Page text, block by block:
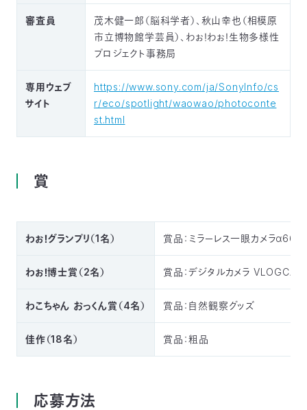
審査員
茂木健一郎（脳科学者）、秋山幸也（相模原
市立博物館学芸員）、わぉ！わぉ！生物多様性
プロジェクト事務局
専用ウェブ
サイト
https://www.sony.com/ja/SonyInfo/cs
r/eco/spotlight/waowao/photoconte
st.html
賞
わぉ！グランプリ（1名） 賞品：ミラーレス一眼カメラ
わぉ！博士賞（2名） 賞品：デジタルカメラ VLOGCAM
わこちゃん おっくん賞（4名） 賞品：自然観察グッズ
佳作（18名） 賞品：粗品
応募方法